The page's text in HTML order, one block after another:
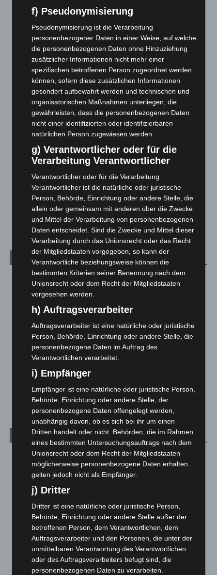
Brand im „Haus der Begegnung“ in Neuwarmbüchen schnell
Region Hannover: 21 neue Notfallsanitäter starten beim
Roten Kreuz
5. August 2026
Mann läuft mit Hockeyschläger über A7 – Polizei sucht
Zeugen
5. August 2026
Celle: Mensch stirbt bei Bagger-Unfall auf Baustelle
5. August 2026
Gasleitung bei McDonald’s-Umbau in Langenhagen
beschädigt
5. August 2026
Anklage nach Abschaltung von „Archetyp Market“ erhoben
3. August 2026
Kategorien
Blaulicht
Corona-News
Hannover und Region
Langenhagen und Ortsteile
3.250
Leserbriefe
Menschen
Veranstaltungen
1.270
Archiv
August 2026(12)
Juli 2026(73)
Juni 2026(139)
April 2026(99)
März 2026(115)
Februar 2026(109)
Januar 2026(122)
Dezember 2025(103)
f) Pseudonymisierung
Pseudonymisierung ist die Verarbeitung
personenbezogener Daten in einer Weise, auf welche
die personenbezogenen Daten ohne Hinzuziehung
zusätzlicher Informationen nicht mehr einer
spezifischen betroffenen Person zugeordnet werden
können, sofern diese zusätzlichen Informationen
gesondert aufbewahrt werden und technischen und
organisatorischen Maßnahmen unterliegen, die
gewährleisten, dass die personenbezogenen Daten
nicht einer identifizierten oder identifizierbaren
natürlichen Person zugewiesen werden.
g) Verantwortlicher oder für die
Verarbeitung Verantwortlicher
Verantwortlicher oder für die Verarbeitung
Verantwortlicher ist die natürliche oder juristische
Person, Behörde, Einrichtung oder andere Stelle, die
allein oder gemeinsam mit anderen über die Zwecke
und Mittel der Verarbeitung von personenbezogenen
Daten entscheidet. Sind die Zwecke und Mittel dieser
Verarbeitung durch das Unionsrecht oder das Recht
der Mitgliedstaaten vorgegeben, so kann der
Verantwortliche beziehungsweise können die
bestimmten Kriterien seiner Benennung nach dem
Unionsrecht oder dem Recht der Mitgliedstaaten
vorgesehen werden.
h) Auftragsverarbeiter
Auftragsverarbeiter ist eine natürliche oder juristische
Person, Behörde, Einrichtung oder andere Stelle, die
personenbezogene Daten im Auftrag des
Verantwortlichen verarbeitet.
i) Empfänger
Empfänger ist eine natürliche oder juristische Person,
Behörde, Einrichtung oder andere Stelle, der
personenbezogene Daten offengelegt werden,
unabhängig davon, ob es sich bei ihr um einen
Dritten handelt oder nicht. Behörden, die im Rahmen
eines bestimmten Untersuchungsauftrags nach dem
Unionsrecht oder dem Recht der Mitgliedstaaten
möglicherweise personenbezogene Daten erhalten,
gelten jedoch nicht als Empfänger.
j) Dritter
Dritter ist eine natürliche oder juristische Person,
Behörde, Einrichtung oder andere Stelle außer der
betroffenen Person, dem Verantwortlichen, dem
Auftragsverarbeiter und den Personen, die unter der
unmittelbaren Verantwortung des Verantwortlichen
oder des Auftragsverarbeiters befugt sind, die
personenbezogenen Daten zu verarbeiten.